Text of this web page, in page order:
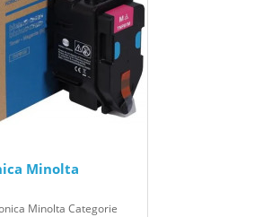
Minolta
Minolta Categorie